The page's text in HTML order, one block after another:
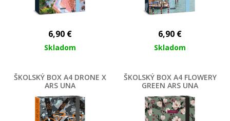
6,90 €
Skladom
6,90 €
Skladom
ŠKOLSKÝ BOX A4 DRONE X
ARS UNA
ŠKOLSKÝ BOX A4 FLOWERY
GREEN ARS UNA